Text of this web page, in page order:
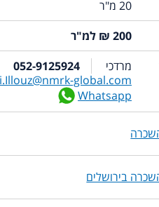
20 מ"ר
200 ₪ למ"ר
מרדכי
052-9125924
global.com
Whatsapp
בירושלים